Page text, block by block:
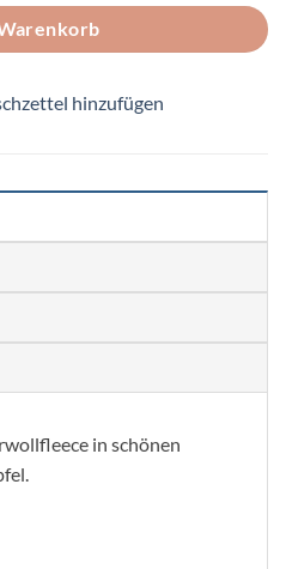
hinzufügen
in schönen